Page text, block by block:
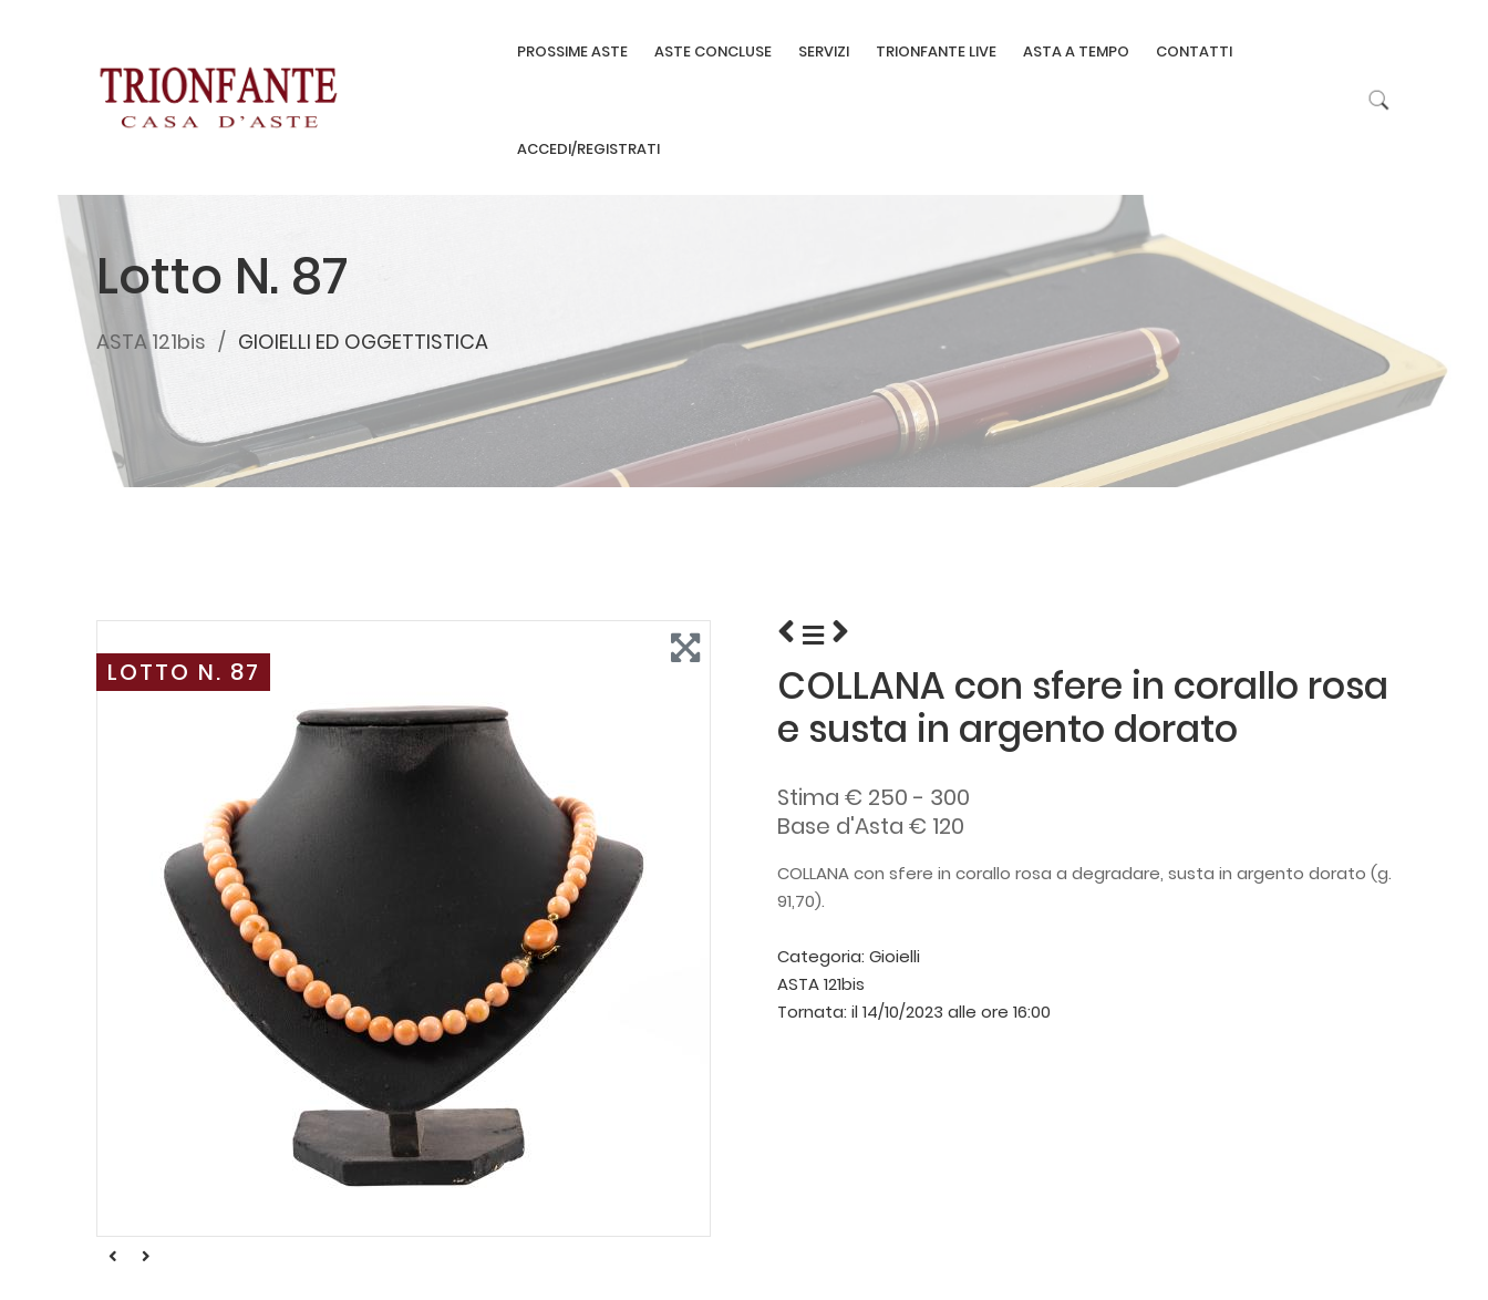
PROSSIME ASTE ASTE CONCLUSE SERVIZI TRIONFANTE LIVE ASTA A TEMPO CONTATTI
ACCEDI/REGISTRATI
Lotto N. 87
ASTA 121bis GIOIELLI ED OGGETTISTICA
LOTTO N. 87
COLLANA con sfere in corallo rosa
e susta in argento dorato
Stima € 250 - 300
Base d'Asta € 120
COLLANA con sfere in corallo rosa a degradare, susta in argento dorato (g.
91,70).
Categoria: Gioielli
ASTA 121bis
Tornata: il 14/10/2023 alle ore 16:00